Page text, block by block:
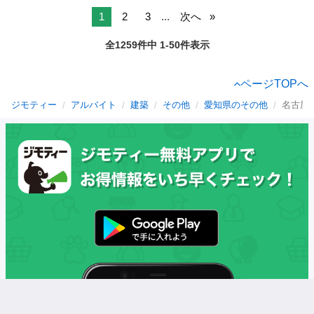
1 2 3 ... 次へ
全1259件中 1-50件表示
ページTOPへ
ジモティー アルバイト 建築 その他 愛知県のその他 名古屋